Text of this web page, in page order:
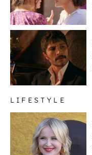
LIFESTYLE